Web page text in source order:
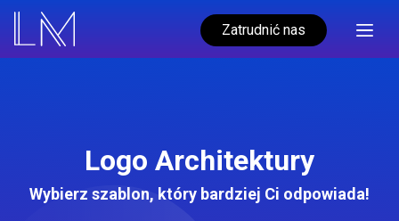
Zatrudnić nas
Logo Architektury
Wybierz szablon, który bardziej Ci odpowiada!